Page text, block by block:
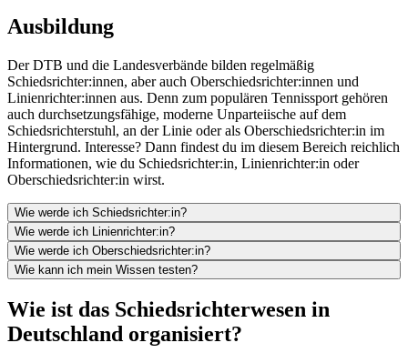
Ausbildung
Der DTB und die Landesverbände bilden regelmäßig
Schiedsrichter:innen, aber auch Oberschiedsrichter:innen und
Linienrichter:innen aus. Denn zum populären Tennissport gehören
auch durchsetzungsfähige, moderne Unparteiische auf dem
Schiedsrichterstuhl, an der Linie oder als Oberschiedsrichter:in im
Hintergrund. Interesse? Dann findest du im diesem Bereich reichlich
Informationen, wie du Schiedsrichter:in, Linienrichter:in oder
Oberschiedsrichter:in wirst.
Wie werde ich Schiedsrichter:in?
Wie werde ich Linienrichter:in?
Wie werde ich Oberschiedsrichter:in?
Wie kann ich mein Wissen testen?
Wie ist das Schiedsrichterwesen in
Deutschland organisiert?